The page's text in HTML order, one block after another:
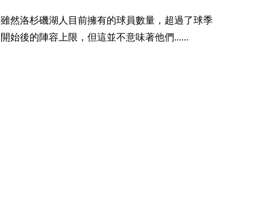
雖然洛杉磯湖人目前擁有的球員數量，超過了球季
開始後的陣容上限，但這並不意味著他們......